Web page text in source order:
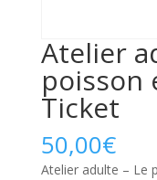
Atelier
poisson
Ticket
50,00€
Atelier adulte – Le